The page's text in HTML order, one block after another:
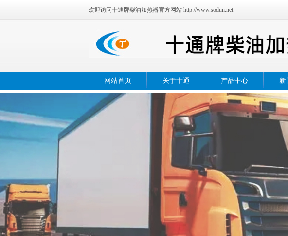
欢迎访问十通牌柴油加热器官方网站 http://www.sodun.net
网站首页 关于十通 产品中心 新